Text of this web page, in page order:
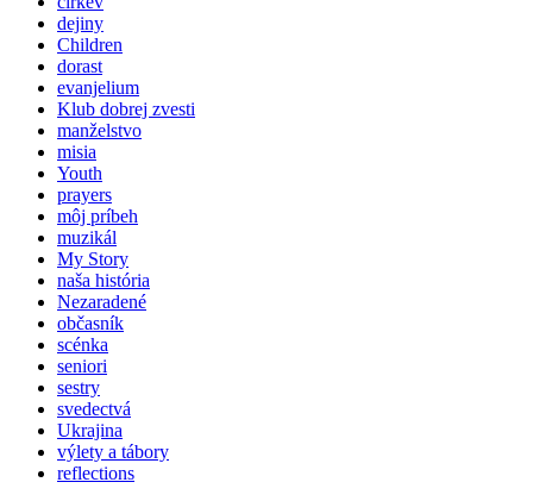
dejiny
Children
dorast
evanjelium
Klub dobrej zvesti
manželstvo
misia
Youth
prayers
môj príbeh
muzikál
My Story
naša história
Nezaradené
občasník
scénka
seniori
sestry
svedectvá
Ukrajina
výlety a tábory
reflections